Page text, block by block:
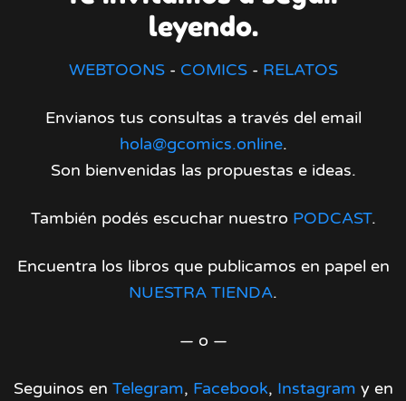
leyendo.
WEBTOONS- COMICS- RELATOS
Envianos tus consultas a través del email
hola@gcomics.online.
Son bienvenidas las propuestas e ideas.
También podés escuchar nuestro PODCAST.
Encuentra los libros que publicamos en papel en
NUESTRA TIENDA.
— o —
Seguinos en Telegram, Facebook, Instagram y en